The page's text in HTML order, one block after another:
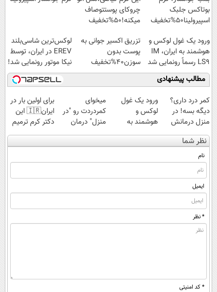
بوتاکس جلبک
اسپیرولینا50%تخفیف
چروکای پوستتوصاف
میکنه!50%تخفیف
ورود یک غول لوکس و
هوشمند به ایران، IM
LS9 رسماً رونمایی شد
تزریق اکسیر جوانی به
پوست بدون
سوزن40%تخفیف
لوکس‌ترین شاسی‌بلند
EREV در ایران، توسط
نیکا موتور رونمایی شد!
مطالب پیشنهادی
کمر درد داری؟
دیگه بسه! در
منزل درمانش
کن
(◀پرسش‌نامه)
ورود یک غول
لوکس و
هوشمند به
ایران، IM LS9
رسماً رونمایی
میخوای
کمردردت رو "در
منزل" درمان
کنی؟ (◂فیلم +
◂پرسش‌نامه)
برای اولین بار در
ایران🇮🇷 این
دکتر کرم ترمیم
کننده 23 روزه
ساخت!
نظر شما
نام
ایمیل
* نظر
* کد امنیتی